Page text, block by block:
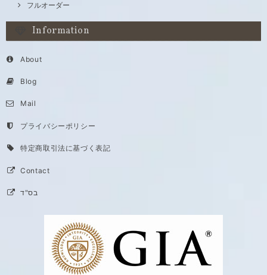
フルオーダー
Information
About
Blog
Mail
プライバシーポリシー
特定商取引法に基づく表記
Contact
בס"ד